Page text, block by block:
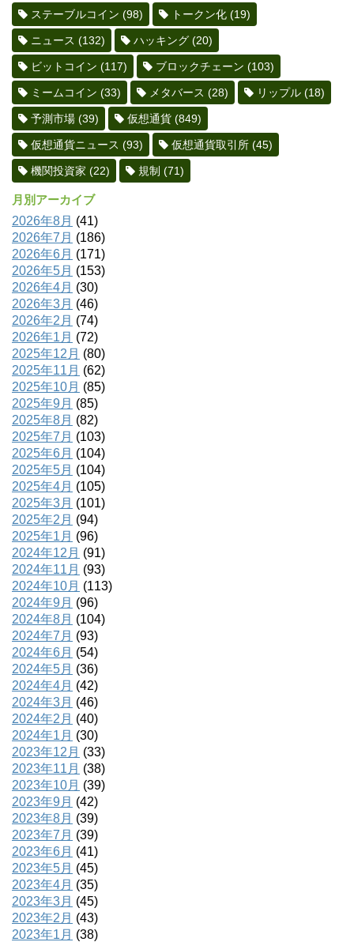
ステーブルコイン (98) トークン化 (19)
ニュース (132) ハッキング (20)
ビットコイン (117) ブロックチェーン (103)
ミームコイン (33) メタバース (28) リップル (18)
予測市場 (39) 仮想通貨 (849)
仮想通貨ニュース (93) 仮想通貨取引所 (45)
機関投資家 (22) 規制 (71)
月別アーカイブ
2026年8月 (41)
2026年7月 (186)
2026年6月 (171)
2026年5月 (153)
2026年4月 (30)
2026年3月 (46)
2026年2月 (74)
2026年1月 (72)
2025年12月 (80)
2025年11月 (62)
2025年10月 (85)
2025年9月 (85)
2025年8月 (82)
2025年7月 (103)
2025年6月 (104)
2025年5月 (104)
2025年4月 (105)
2025年3月 (101)
2025年2月 (94)
2025年1月 (96)
2024年12月 (91)
2024年11月 (93)
2024年10月 (113)
2024年9月 (96)
2024年8月 (104)
2024年7月 (93)
2024年6月 (54)
2024年5月 (36)
2024年4月 (42)
2024年3月 (46)
2024年2月 (40)
2024年1月 (30)
2023年12月 (33)
2023年11月 (38)
2023年10月 (39)
2023年9月 (42)
2023年8月 (39)
2023年7月 (39)
2023年6月 (41)
2023年5月 (45)
2023年4月 (35)
2023年3月 (45)
2023年2月 (43)
2023年1月 (38)